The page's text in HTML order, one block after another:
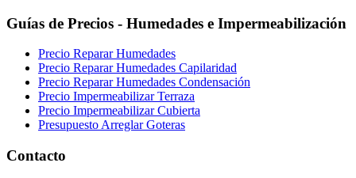
Guías de Precios - Humedades e Impermeabilización
Precio Reparar Humedades
Precio Reparar Humedades Capilaridad
Precio Reparar Humedades Condensación
Precio Impermeabilizar Terraza
Precio Impermeabilizar Cubierta
Presupuesto Arreglar Goteras
Contacto